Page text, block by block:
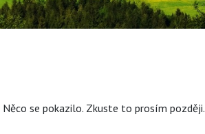
Něco se pokazilo. Zkuste to prosím později.